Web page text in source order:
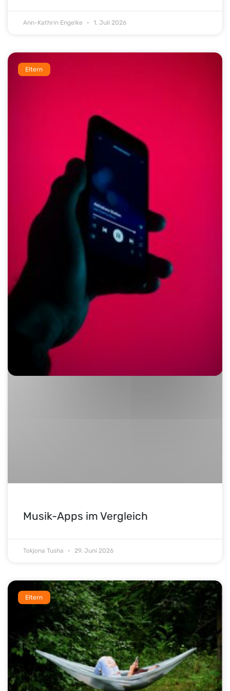
Ann-Kathrin Engelke 1. Juli 2026
Eltern
Musik-Apps im Vergleich
Tokjona Tusha 29. Juni 2026
Eltern